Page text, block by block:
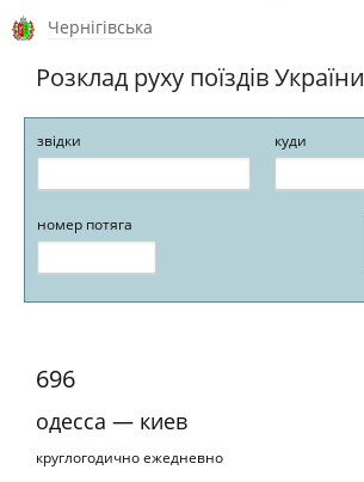
Чернігівська
Розклад руху поїздів України
звідки куди
номер потяга
696
одесса — киев
круглогодично ежедневно